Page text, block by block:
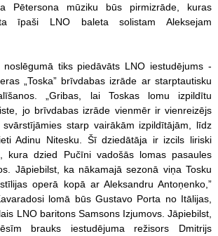
Pētersona mūziku būs pirmizrāde, kuras
īpaši LNO baleta solistam Aleksejam
noslēgumā tiks piedāvāts LNO iestudējums -
„Toska” brīvdabas izrāde ar starptautisku
„Gribas, lai Toskas lomu izpildītu
jo brīvdabas izrāde vienmēr ir vienreizējs
starp vairākām izpildītājām, līdz
Adinu Nitesku. Šī dziedātāja ir izcils liriski
kura dzied Pučīni vadošās lomas pasaules
Jāpiebilst, ka nākamajā sezonā viņa Tosku
operā kopā ar Aleksandru Antoņenko,”
lomā būs Gustavo Porta no Itālijas,
LNO baritons Samsons Izjumovs. Jāpiebilst,
brauks iestudējuma režisors Dmitrijs